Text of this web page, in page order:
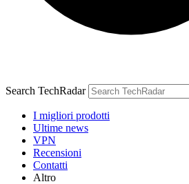
Search TechRadar
I migliori prodotti
Ultime news
VPN
Recensioni
Contatti
Altro